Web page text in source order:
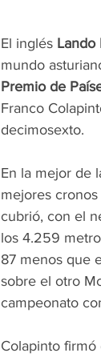
El inglés Lando
mundo
Premio de
Franco
decimosexto.
En la mejor de
mejores
cubrió, con el
los 4.259
87 menos que
sobre el otro
campeonato
Colapinto